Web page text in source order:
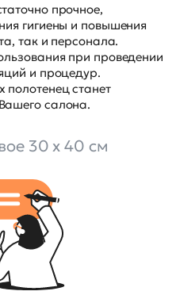
прочное,
гигиены и повышения
так и персонала.
при проведении
и процедур.
станет
салона.
30 х 40 см